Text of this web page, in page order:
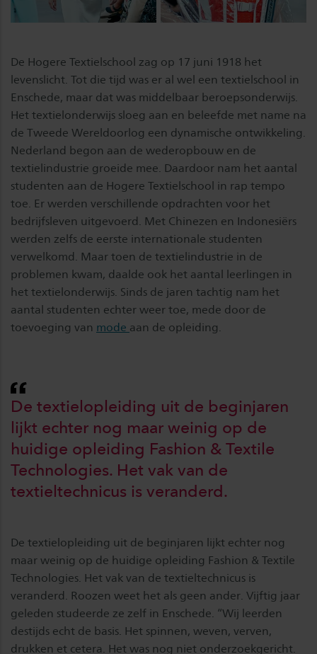
De Hogere Textielschool zag op 17 juni 1918 het
levenslicht. Tot die tijd was er al wel een textielschool in
Enschede, maar dat was middelbaar beroepsonderwijs.
Het textielonderwijs sloeg aan en beleefde met name na
de Tweede Wereldoorlog een dynamische ontwikkeling.
Nederland begon aan de wederopbouw en de
textielindustrie groeide mee. Daardoor nam het aantal
studenten aan de Hogere Textielschool in rap tempo
toe. Er werden verschillende opdrachten voor het
bedrijfsleven uitgevoerd. Met Chinezen en Indonesiërs
werden zelfs de eerste internationale studenten
verwelkomd. Maar toen de textielindustrie in de
problemen kwam, daalde ook het aantal leerlingen in
het textielonderwijs. Sinds de jaren tachtig nam het
aantal studenten echter weer toe, mede door de
toevoeging van mode aan de opleiding.
De textielopleiding uit de beginjaren
lijkt echter nog maar weinig op de
huidige opleiding Fashion & Textile
Technologies. Het vak van de
textieltechnicus is veranderd.
De textielopleiding uit de beginjaren lijkt echter nog
maar weinig op de huidige opleiding Fashion & Textile
Technologies. Het vak van de textieltechnicus is
veranderd. Roozen weet het als geen ander. Vijftig jaar
geleden studeerde ze zelf in Enschede. “Wij leerden
destijds echt de basis. Het spinnen, weven, verven,
drukken et cetera. Het was nog niet onderzoekgericht.